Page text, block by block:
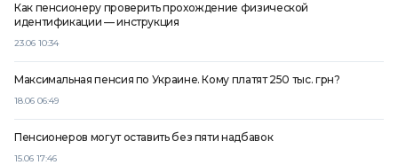
23.06 10:34
Как пенсионеру проверить прохождение физической
идентификации — инструкция
18.06 06:49
Максимальная пенсия по Украине. Кому платят 250 тыс. грн?
15.06 17:46
Пенсионеров могут оставить без пяти надбавок